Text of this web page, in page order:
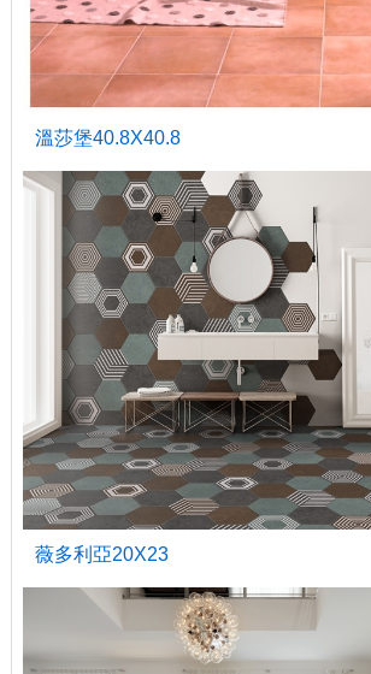
溫莎堡40.8X40.8
薇多利亞20X23